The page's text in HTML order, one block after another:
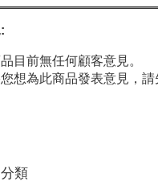
目前無任何顧客意見。
想為此商品發表意見，
類